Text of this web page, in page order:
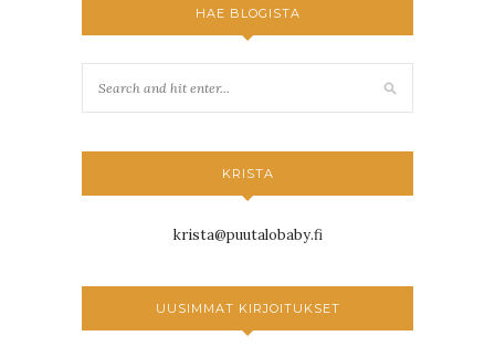
HAE BLOGISTA
KRISTA
krista@puutalobaby.fi
UUSIMMAT KIRJOITUKSET